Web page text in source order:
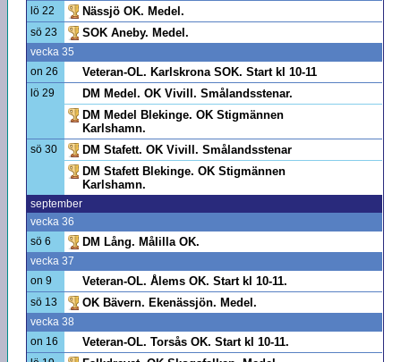
lö 22 Nässjö OK. Medel.
sö 23 SOK Aneby. Medel.
vecka 35
on 26
Veteran-OL. Karlskrona SOK. Start kl 10-11
lö 29
DM Medel. OK Vivill. Smålandsstenar.
DM Medel Blekinge. OK Stigmännen
Karlshamn.
sö 30
DM Stafett. OK Vivill. Smålandsstenar
DM Stafett Blekinge. OK Stigmännen
Karlshamn.
september
vecka 36
sö 6
DM Lång. Målilla OK.
vecka 37
on 9
Veteran-OL. Ålems OK. Start kl 10-11.
sö 13 OK Bävern. Ekenässjön. Medel.
vecka 38
on 16
Veteran-OL. Torsås OK. Start kl 10-11.